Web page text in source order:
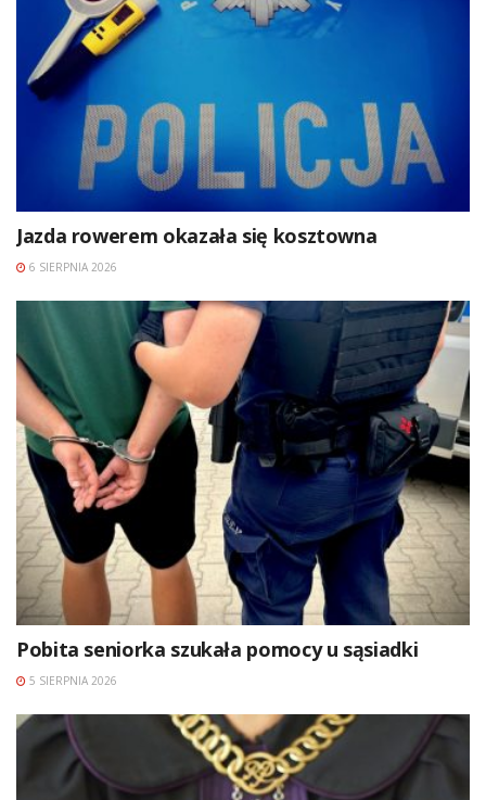
Jazda rowerem okazała się kosztowna
6 SIERPNIA 2026
Pobita seniorka szukała pomocy u sąsiadki
5 SIERPNIA 2026